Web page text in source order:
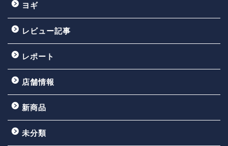
ヨギ
レビュー記事
レポート
店舗情報
新商品
未分類